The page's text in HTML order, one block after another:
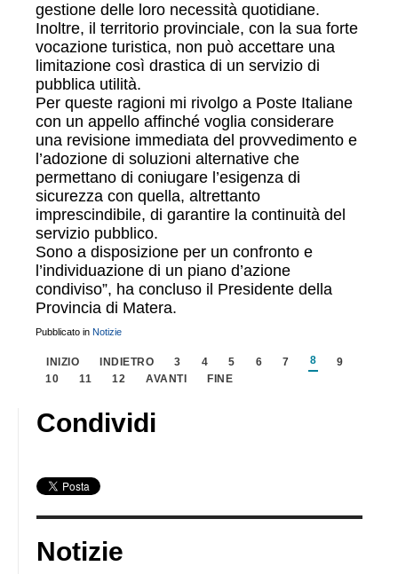
gestione delle loro necessità quotidiane.
Inoltre, il territorio provinciale, con la sua forte
vocazione turistica, non può accettare una
limitazione così drastica di un servizio di
pubblica utilità.
Per queste ragioni mi rivolgo a Poste Italiane
con un appello affinché voglia considerare
una revisione immediata del provvedimento e
l’adozione di soluzioni alternative che
permettano di coniugare l’esigenza di
sicurezza con quella, altrettanto
imprescindibile, di garantire la continuità del
servizio pubblico.
Sono a disposizione per un confronto e
l’individuazione di un piano d’azione
condiviso”, ha concluso il Presidente della
Provincia di Matera.
Pubblicato in Notizie
INIZIO INDIETRO 3 4 5 6 7 8
9
10
11 12 AVANTI FINE
Condividi
Notizie